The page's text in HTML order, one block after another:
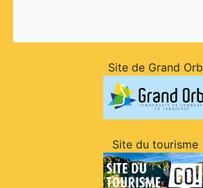
Site de Grand Orb
Site du tourisme